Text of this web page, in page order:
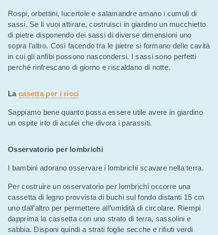
Rospi, orbettini, lucertole e salamandre amano i cumuli di
sassi. Se li vuoi attirare, costruisci in giardino un mucchietto
di pietre disponendo dei sassi di diverse dimensioni uno
sopra l’altro. Così facendo tra le pietre si formano delle cavità
in cui gli anfibi possono nascondersi. I sassi sono perfetti
perché rinfrescano di giorno e riscaldano di notte.
La casetta per i ricci
Sappiamo bene quanto possa essere utile avere in giardino
un ospite irto di aculei che divora i parassiti.
Osservatorio per lombrichi
I bambini adorano osservare i lombrichi scavare nella terra.
Per costruire un osservatorio per lombrichi occorre una
cassetta di legno provvista di buchi sul fondo distanti 15 cm
uno dall’altro per permettere all’umidità di circolare. Riempi
dapprima la cassetta con uno strato di terra, sassolini e
sabbia. Disponi quindi a strati foglie secche e rifiuti verdi